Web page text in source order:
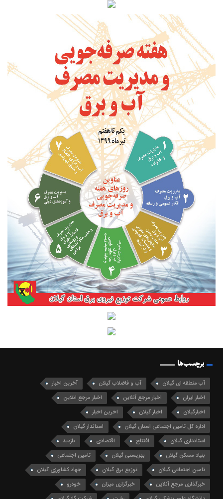
برچسب‌ها
آب منطقه ای گیلان آب و فاضلاب گیلان
آخرین اخبار
اخبار ایران
اخبار مرجع آنلاین
اخبار مرجع انلاین
اخبارگیلان
اخبار گیلان
اخرین اخبار
اداره کل تامین اجتماعی استان گیلان
استاندار گیلان
استانداری گیلان
افتتاح اقتصادی
بازدید
بنیاد مسکن گیلان
بهزیستی گیلان
تامین اجتماعی
تامین اجتماعی گیلان
توزیع برق گیلان
جهاد کشاورزی گیلان
خبرگذاری مرجع آنلاین
خبرگزاری میزان
خودرو